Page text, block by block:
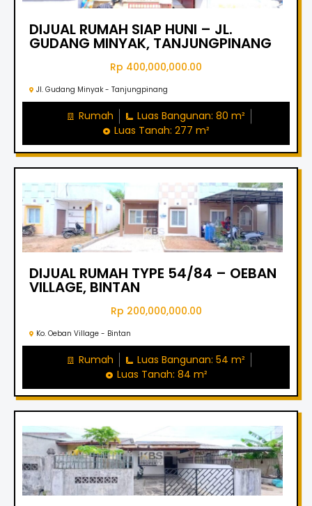
DIJUAL RUMAH SIAP HUNI – JL.
GUDANG MINYAK, TANJUNGPINANG
Rp 400,000,000.00
Jl. Gudang Minyak - Tanjungpinang
Rumah
Luas Bangunan: 80 m²
Luas Tanah: 277 m²
DIJUAL RUMAH TYPE 54/84 – OEBAN
VILLAGE, BINTAN
Rp 200,000,000.00
Ko. Oeban Village - Bintan
Rumah
Luas Bangunan: 54 m²
Luas Tanah: 84 m²